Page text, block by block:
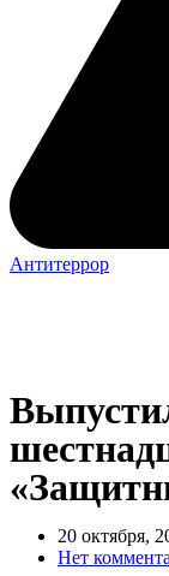
Антитеррор
20 октября,
Нет